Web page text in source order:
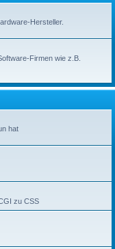
Hersteller.
Firmen wie z.B.
hat
zu CSS